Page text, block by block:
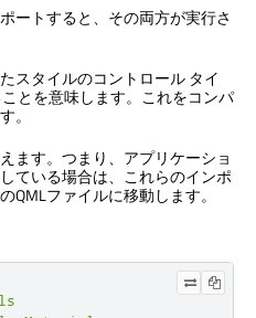
ートすると、その両方が実行さ
スタイルのコントロール タイ
とを意味します。これをコンパ
。
ます。つまり、アプリケーショ
ている場合は、これらのインポ
QMLファイルに移動します。